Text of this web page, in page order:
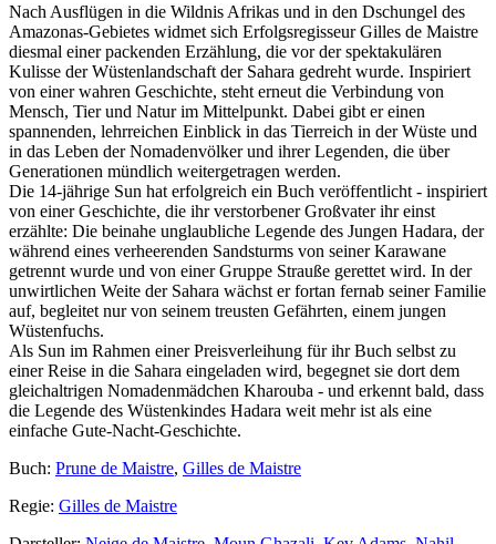
Nach Ausflügen in die Wildnis Afrikas und in den Dschungel des
Amazonas-Gebietes widmet sich Erfolgsregisseur Gilles de Maistre
diesmal einer packenden Erzählung, die vor der spektakulären
Kulisse der Wüstenlandschaft der Sahara gedreht wurde. Inspiriert
von einer wahren Geschichte, steht erneut die Verbindung von
Mensch, Tier und Natur im Mittelpunkt. Dabei gibt er einen
spannenden, lehrreichen Einblick in das Tierreich in der Wüste und
in das Leben der Nomadenvölker und ihrer Legenden, die über
Generationen mündlich weitergetragen werden.
Die 14-jährige Sun hat erfolgreich ein Buch veröffentlicht - inspiriert
von einer Geschichte, die ihr verstorbener Großvater ihr einst
erzählte: Die beinahe unglaubliche Legende des Jungen Hadara, der
während eines verheerenden Sandsturms von seiner Karawane
getrennt wurde und von einer Gruppe Strauße gerettet wird. In der
unwirtlichen Weite der Sahara wächst er fortan fernab seiner Familie
auf, begleitet nur von seinem treusten Gefährten, einem jungen
Wüstenfuchs.
Als Sun im Rahmen einer Preisverleihung für ihr Buch selbst zu
einer Reise in die Sahara eingeladen wird, begegnet sie dort dem
gleichaltrigen Nomadenmädchen Kharouba - und erkennt bald, dass
die Legende des Wüstenkindes Hadara weit mehr ist als eine
einfache Gute-Nacht-Geschichte.
Buch: Prune de Maistre, Gilles de Maistre
Regie: Gilles de Maistre